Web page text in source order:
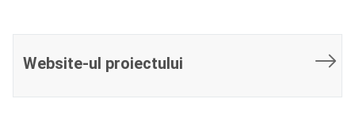
Website-ul proiectului